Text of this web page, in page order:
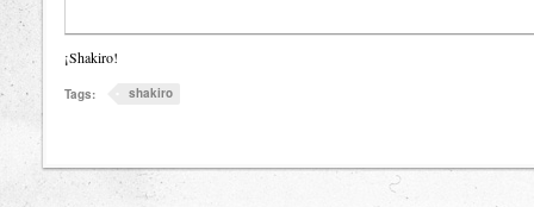
¡Shakiro!
Tags: shakiro